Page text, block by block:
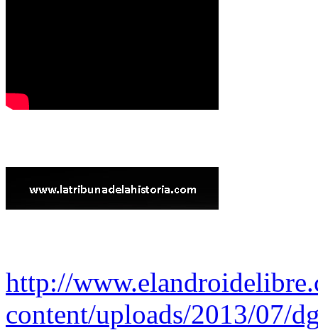
http://
content/uploads/2013/07/